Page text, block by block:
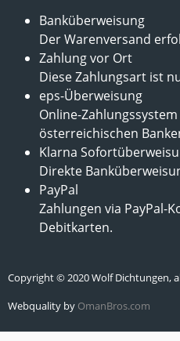
Banküberweisung
Der Warenversand
Zahlung vor Ort
Diese Zahlungsart ist
eps-Überweisung
Online-
österreichischen
Klarna
Direkte
PayPal
Zahlungen via PayPal-
Debitkarten.
Copyright © 2020 Wolf Dichtungen,
Webquality by OmanBros.com